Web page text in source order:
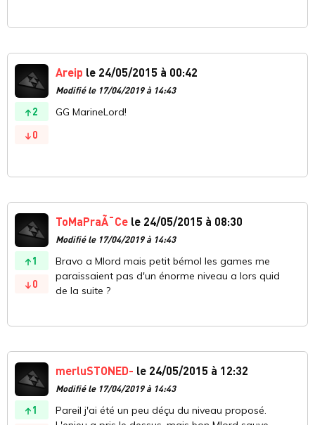
2
0
Areip le 24/05/2015 à 00:42
Modifié le 17/04/2019 à 14:43
GG MarineLord!
1
0
ToMaPraÃ¯Ce le 24/05/2015 à 08:30
Modifié le 17/04/2019 à 14:43
Bravo a Mlord mais petit bémol les games me
paraissaient pas d'un énorme niveau a lors quid
de la suite ?
1
merluSTONED- le 24/05/2015 à 12:32
Modifié le 17/04/2019 à 14:43
Pareil j'ai été un peu déçu du niveau proposé.